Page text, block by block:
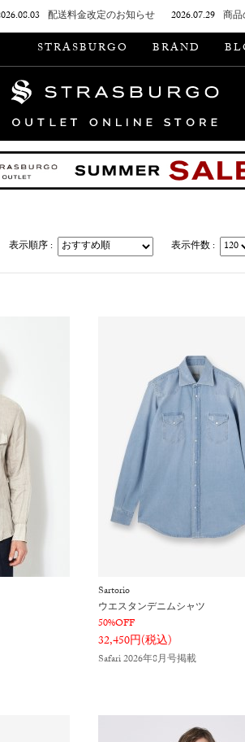
配送料金改定のお知らせ 2026.07.29 商
STRASBURGO BRAND
表示順序 : 表示件数 :
Sartorio
ウエスタンデニムシャツ
50%OFF
32,450円(税込)
Safari 2026年8月号掲載